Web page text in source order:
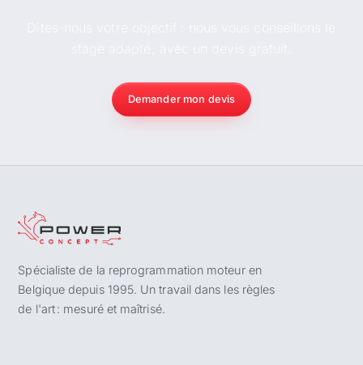
Demander mon devis
Spécialiste de la reprogrammation moteur en
Belgique depuis 1995. Un travail dans les règles
de l'art : mesuré et maîtrisé.